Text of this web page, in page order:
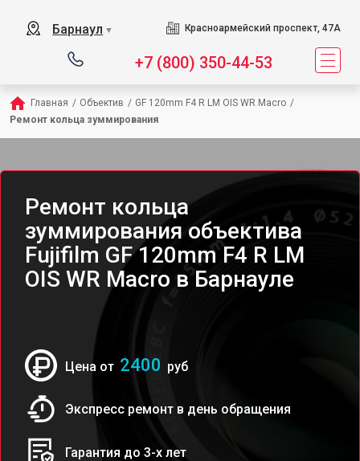
Барнаул ▼ Красноармейский проспект, 47А
+7 (800) 350-44-53
Главная / Объектив / GF 120mm F4 R LM OIS WR Macro /
Ремонт кольца зуммирования
Ремонт кольца
зуммирования объектива
Fujifilm GF 120mm F4 R LM
OIS WR Macro в Барнауле
Цена от 2400 руб
Экспресс ремонт в день обращения
Гарантия до 3-х лет